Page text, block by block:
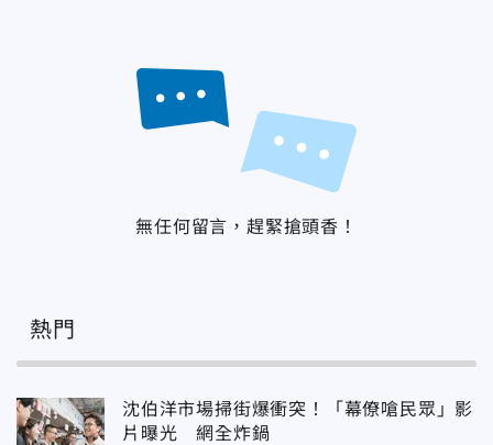
無任何留言，趕緊搶頭香！
熱門
沈伯洋市場掃街爆衝突！「幕僚嗆民眾」影
片曝光 網全炸鍋